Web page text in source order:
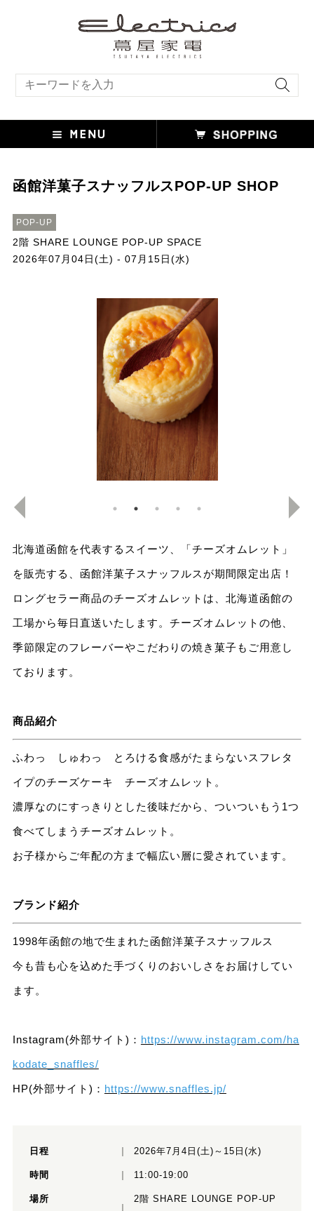
函館洋菓子スナッフルスPOP-UP SHOP
POP-UP
2階 SHARE LOUNGE POP-UP SPACE
2026年07月04日(土) - 07月15日(水)
北海道函館を代表するスイーツ、「チーズオムレット」
を販売する、函館洋菓子スナッフルスが期間限定出店！
ロングセラー商品のチーズオムレットは、北海道函館の
工場から毎日直送いたします。チーズオムレットの他、
季節限定のフレーバーやこだわりの焼き菓子もご用意し
ております。
商品紹介
ふわっ しゅわっ とろける食感がたまらないスフレタ
イプのチーズケーキ チーズオムレット。
濃厚なのにすっきりとした後味だから、ついついもう1つ
食べてしまうチーズオムレット。
お子様からご年配の方まで幅広い層に愛されています。
ブランド紹介
1998年函館の地で生まれた函館洋菓子スナッフルス
今も昔も心を込めた手づくりのおいしさをお届けしてい
ます。
Instagram(外部サイト)： https://www.instagram.com/ha
kodate_snaffles/
HP(外部サイト)： https://www.snaffles.jp/
日程 2026年7月4日(土)～15日(水)
時間 11:00-19:00
場所
2階 SHARE LOUNGE POP-UP